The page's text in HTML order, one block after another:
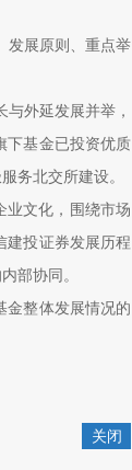
发展原则、重点举
外延发展并举，
下基金已投资优质
务北交所建设。
业文化，围绕市场
建投证券发展历程
部协同。
金整体发展情况的
关闭